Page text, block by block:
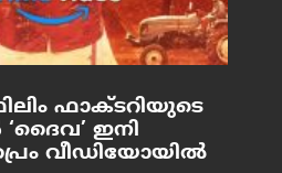
ഫാക്ടറിയുടെ
ഇനി
വീഡിയോയിൽ